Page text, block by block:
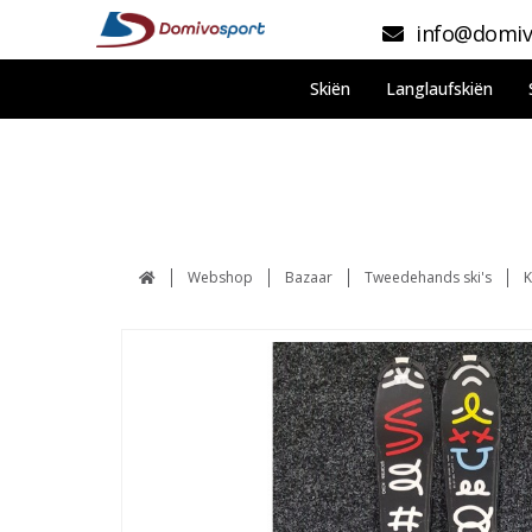
Skiën Langlaufskiën
Webshop Bazaar Tweedehands ski's